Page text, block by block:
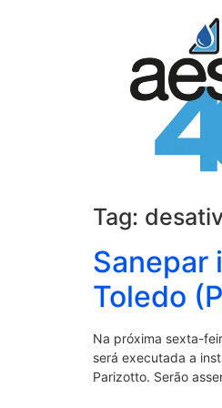
Tag:
Sanepar
Toledo
Na próxima sexta-
será executada a
Parizotto. Serão